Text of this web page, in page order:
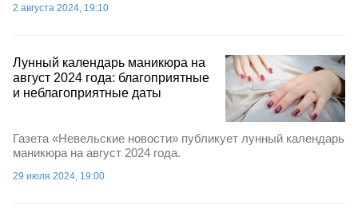
2 августа 2024, 19:10
Лунный календарь маникюра на
август 2024 года: благоприятные
и неблагоприятные даты
Газета «Невельские новости» публикует лунный календарь
маникюра на август 2024 года.
29 июля 2024, 19:00